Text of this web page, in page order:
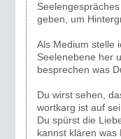
geben, um
Als Medium stelle
Seelenebene her
besprechen was
Du wirst sehen,
wortkarg ist auf
Du spürst die
kannst klären was